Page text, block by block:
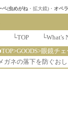
ペ(虫めがね ・拡大鏡)・ オペ
└TOP └What's
眼鏡チ
ガネの落下を防ぐお